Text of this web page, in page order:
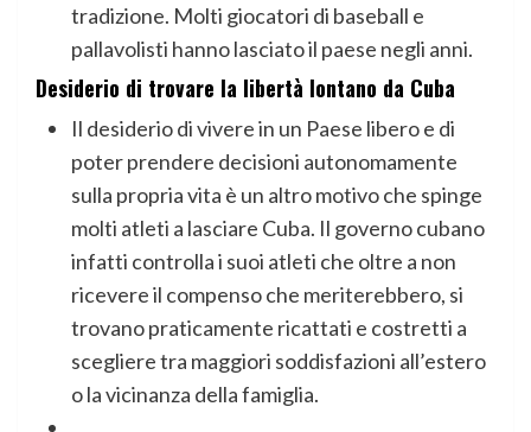
tradizione. Molti giocatori di baseball e
pallavolisti hanno lasciato il paese negli anni.
Desiderio di trovare la libertà lontano da Cuba
Il desiderio di vivere in un Paese libero e di
poter prendere decisioni autonomamente
sulla propria vita è un altro motivo che spinge
molti atleti a lasciare Cuba. Il governo cubano
infatti controlla i suoi atleti che oltre a non
ricevere il compenso che meriterebbero, si
trovano praticamente ricattati e costretti a
scegliere tra maggiori soddisfazioni all’estero
o la vicinanza della famiglia.